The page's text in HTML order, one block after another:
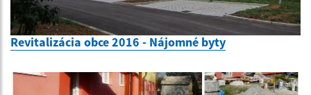
Revitalizácia obce 2016 - Nájomné byty